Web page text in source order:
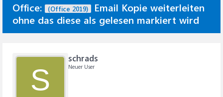
Office: (Office 2019)
Email Kopie weiterleiten
ohne das diese als gelesen markiert wird
S
schrads
Neuer User